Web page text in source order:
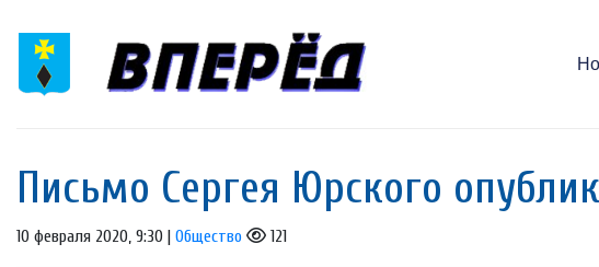
Письмо Сергея Юрского
10 февраля 2020, 9:30 | Общество 121